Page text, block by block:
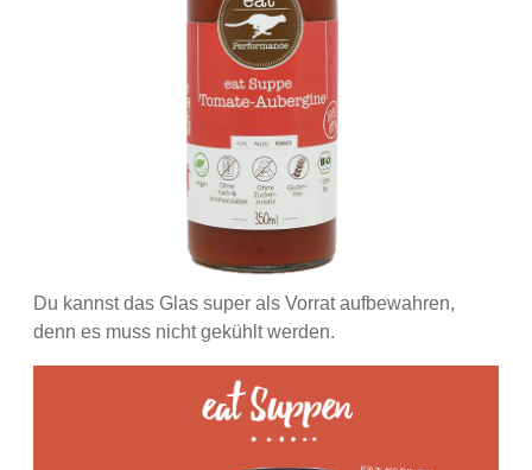
Du kannst das Glas super als Vorrat aufbewahren,
denn es muss nicht gekühlt werden.